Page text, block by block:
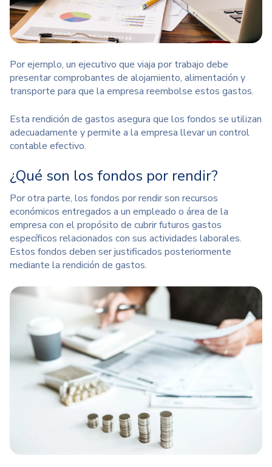
Por ejemplo, un ejecutivo que viaja por trabajo debe
presentar comprobantes de alojamiento, alimentación y
transporte para que la empresa reembolse estos gastos.
Esta rendición de gastos asegura que los fondos se utilizan
adecuadamente y permite a la empresa llevar un control
contable efectivo.
¿Qué son los fondos por rendir?
Por otra parte, los fondos por rendirson recursos
económicos entregados a un empleado o área de la
empresa con el propósito de cubrir futuros gastos
específicos relacionados con sus actividades laborales.
Estos fondos deben ser justificados posteriormente
mediante la rendición de gastos.